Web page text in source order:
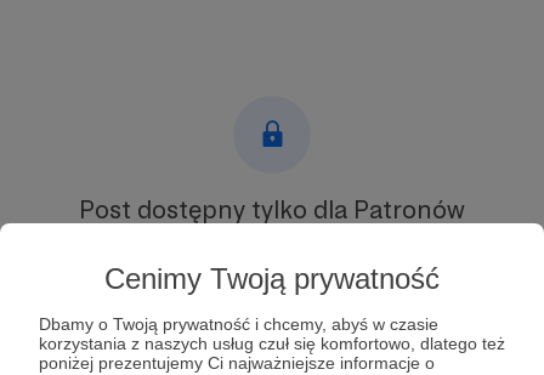
Cenimy Twoją prywatność
Dbamy o Twoją prywatność i chcemy, abyś w czasie
korzystania z naszych usług czuł się komfortowo, dlatego też
poniżej prezentujemy Ci najważniejsze informacje o
Post dostępny tylko dla Patronów
Zostań Patronem